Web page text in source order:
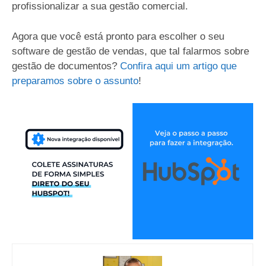
profissionalizar a sua gestão comercial.
Agora que você está pronto para escolher o seu
software de gestão de vendas, que tal falarmos sobre
gestão de documentos? Confira aqui um artigo que
preparamos sobre o assunto!